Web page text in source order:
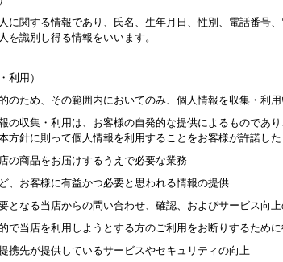
に関する情報であり、氏名、生年月日、性別、電話番号
を識別し得る情報をいいます。
利用）
のため、その範囲内においてのみ、個人情報を収集・利用
の収集・利用は、お客様の自発的な提供によるものであ
方針に則って個人情報を利用することをお客様が許諾した
の商品をお届けするうえで必要な業務
、お客様に有益かつ必要と思われる情報の提供
となる当店からの問い合わせ、確認、およびサービス向
で当店を利用しようとする方のご利用をお断りするため
携先が提供しているサービスやセキュリティの向上